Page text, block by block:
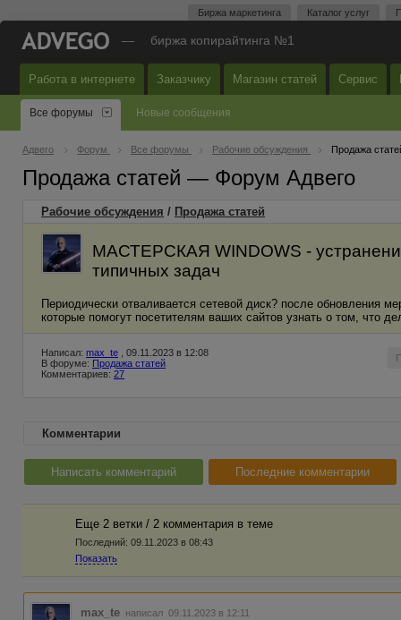
Биржа маркетинга Каталог услуг
— биржа копирайтинга №1
Работа в интернете Заказчику Магазин статей Сервис
Все форумы Новые сообщения
Адвего Форум Все форумы Рабочие обсуждения Продажа
Продажа статей — Форум Адвего
Рабочие обсуждения / Продажа статей
МАСТЕРСКАЯ WINDOWS -
типичных задач
Периодически отваливается сетевой диск? после обновления
которые помогут посетителям ваших сайтов узнать о том, что
Написал: max_te , 09.11.2023 в 12:08
В форуме: Продажа статей
Комментариев: 27
Комментарии
Написать комментарий Последние комментарии
Еще 2 ветки / 2 комментария в темe
Последний: 09.11.2023 в 08:43
Показать
max_te написал 09.11.2023 в 12:11